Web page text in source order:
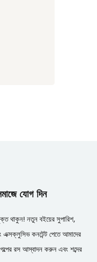
যোগ দিন
থাকুন! নতুন বইয়ের সুপারিশ,
কনটেন্ট পেতে আমাদের
রস আস্বাদন করুন এবং শব্দের